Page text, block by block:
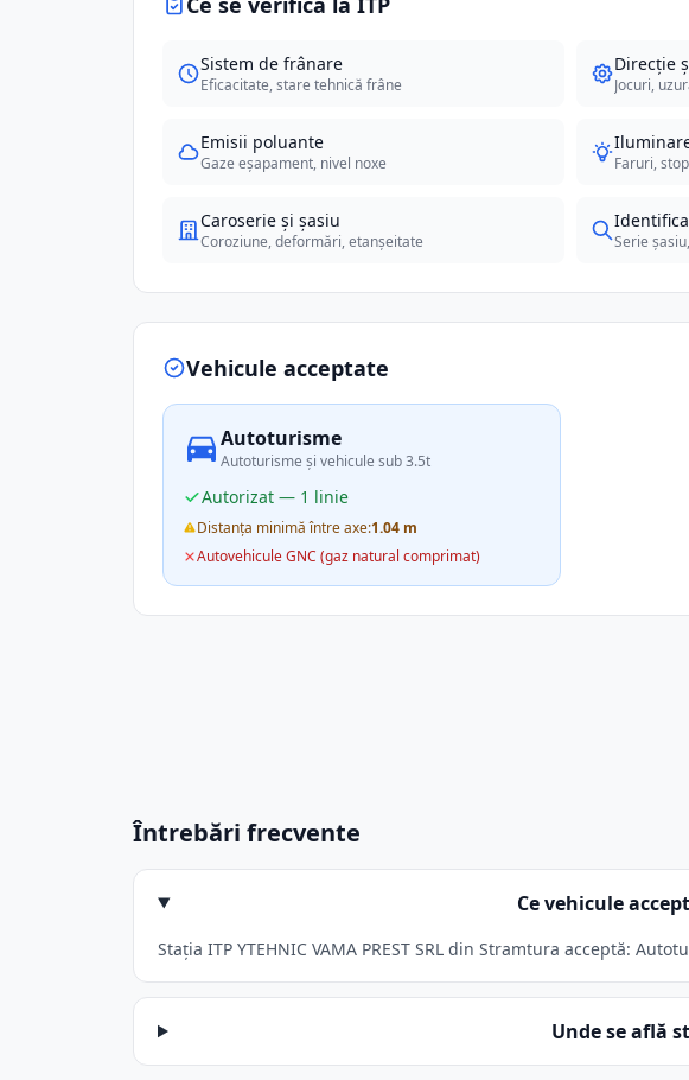
Sistem de frânare
Eficacitate, stare tehnică frâne
Direcție
Jocuri,
Emisii poluante
Gaze eșapament, nivel noxe Faruri,
Caroserie și șasiu
Coroziune, deformări, etanșeitate Serie
Vehicule acceptate
Autoturisme
Autoturisme și vehicule sub 3.5t
Autorizat — 1 linie
Distanța minimă între axe:1.04 m
Autovehicule GNC (gaz natural comprimat)
Întrebări frecvente
Ce vehicule
Stația ITP YTEHNIC VAMA PREST SRL din Stramtura acceptă:
Unde se află